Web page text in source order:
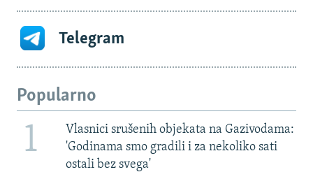
Telegram
Popularno
1
Vlasnici srušenih objekata na Gazivodama:
'Godinama smo gradili i za nekoliko sati
ostali bez svega'